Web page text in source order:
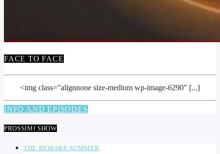
FACE TO FACE
<img class="alignnone size-medium wp-image-6290" [...]
INFO AND EPISODES
PROSSIMI SHOW
THE REMAKE SUMMER